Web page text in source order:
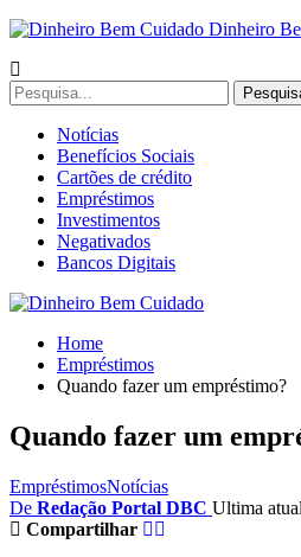
Dinheiro
Notícias
Benefícios Sociais
Cartões de crédito
Empréstimos
Investimentos
Negativados
Bancos Digitais
Home
Empréstimos
Quando fazer um empréstimo?
Quando fazer um
EmpréstimosNotícias
De Redação Portal DBC Ultima
Compartilhar